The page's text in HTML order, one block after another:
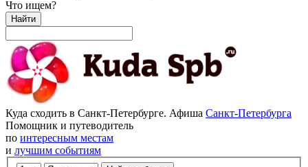
Что ищем?
Найти
Куда сходить в Санкт-Петербурге. Афиша Санкт-Петербурга
Помощник и путеводитель
по интересным местам
и лучшим событиям